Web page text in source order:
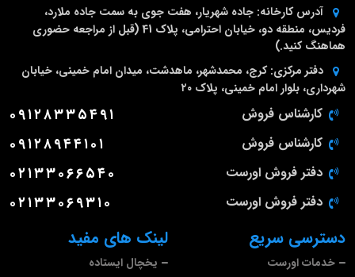
لینک های مفید
یخچال ایستاده
دسترسی سریع
خدمات اورست
آدرس کارخانه: جاده شهریار، هفت جوی به سمت جاده ملارد،
فردیس، منطقه دو، خیابان احترامی، پلاک 41 (قبل از مراجعه حضوری
هماهنگ کنید.)
دفتر مرکزی: کرج، محمدشهر، ماهدشت، میدان امام خمینی، خیابان
شهرداری، بلوار امام خمینی، پلاک ۲۰
کارشناس فروش ۰۹۱۲۸۳۳۵۴۹۱
کارشناس فروش ۰۹۱۲۸۹۴۴۱۰۱
دفتر فروش اورست ۰۲۱۳۳۰۶۶۵۴۰
دفتر فروش اورست ۰۲۱۳۳۰۶۹۳۱۰